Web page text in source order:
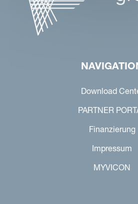
Download
PARTNER
Finanzierung
Impressum
MYVICON